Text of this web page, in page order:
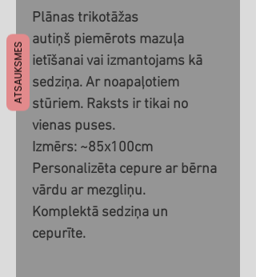
Plānas trikotāžas
autiņš piemērots mazuļa
ietīšanai vai izmantojams kā
sedziņa. Ar noapaļotiem
stūriem. Raksts ir tikai no
vienas puses.
Izmērs: ~85x100cm
Personalizēta cepure ar bērna
vārdu ar mezgliņu.
Komplektā sedziņa un
cepurīte.
ATSAUKSMES